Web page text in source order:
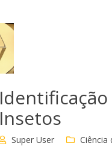
Insetos
Super User Ciência